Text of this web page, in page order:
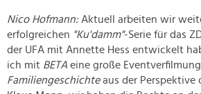
Partner führen diese Informationen
weiteren Daten zusammen, die Sie
haben oder die sie im Rahmen Ihrer
gesammelt haben.
Nico Hofmann:Aktuell arbeiten wir
erfolgreichen "Ku'damm"-Serie für das
der UFA mit Annette Hess entwickelt
ich mit BETA eine große
Familiengeschichteaus der Perspektive